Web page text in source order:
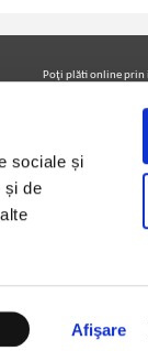
sociale și
și de
Afişare
Poţi plăti online
Urmăreşte-ne pe